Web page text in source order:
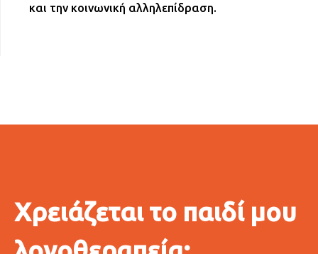
και την κοινωνική αλληλεπίδραση.
Χρειάζεται το παιδί μου